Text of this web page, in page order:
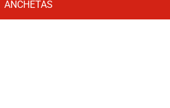
ANCHETAS